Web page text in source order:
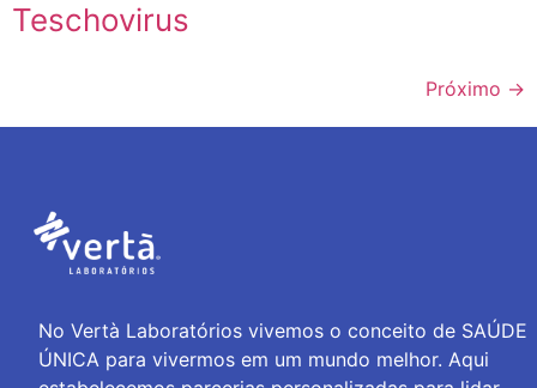
Teschovirus
Próximo →
No Vertà Laboratórios vivemos o conceito de SAÚDE
ÚNICA para vivermos em um mundo melhor. Aqui